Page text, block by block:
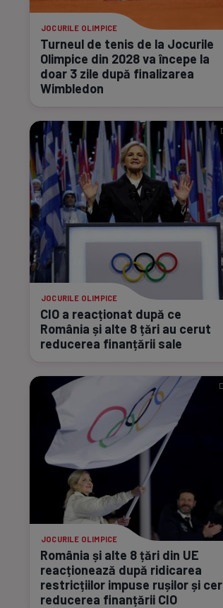
JOCURILE OLIMPICE
Turneul de tenis de la Jocurile
Olimpice din 2028 va începe la
doar 3 zile după finalizarea
Wimbledon
JOCURILE OLIMPICE
CIO a reacționat după ce
România și alte 8 țări au cerut
reducerea finanțării sale
JOCURILE OLIMPICE
România și alte 8 țări din UE
reacționează după ridicarea
restricțiilor impuse rușilor și cer
reducerea finanțării CIO